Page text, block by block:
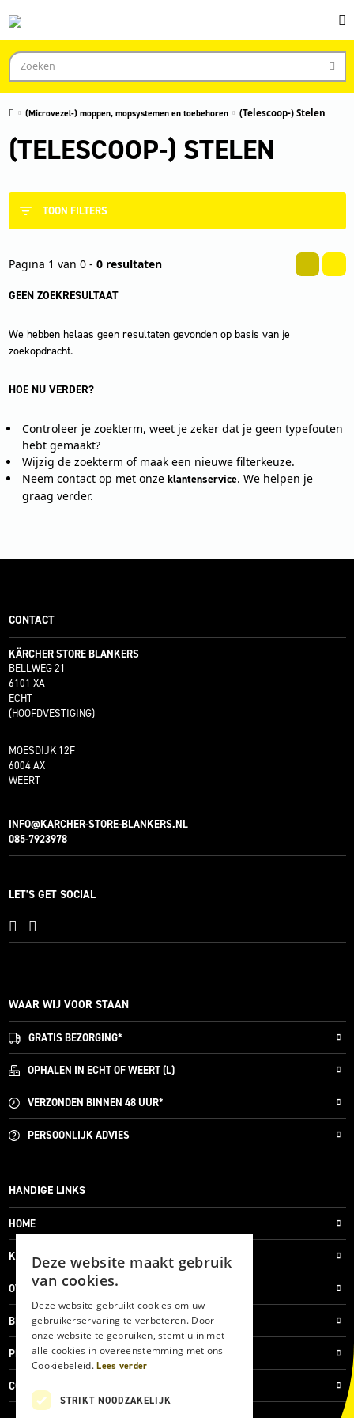
(Microvezel-) moppen, mopsystemen en toebehoren (Telescoop-) Stelen
(TELESCOOP-) STELEN
TOON FILTERS
Pagina 1 van 0 - 0 resultaten
GEEN ZOEKRESULTAAT
We hebben helaas geen resultaten gevonden op basis van je
zoekopdracht.
HOE NU VERDER?
Controleer je zoekterm, weet je zeker dat je geen typefouten
hebt gemaakt?
Wijzig de zoekterm of maak een nieuwe filterkeuze.
Neem contact op met onze klantenservice. We helpen je
graag verder.
CONTACT
KÄRCHER STORE BLANKERS
BELLWEG 21
6101 XA
ECHT
(HOOFDVESTIGING)
MOESDIJK 12F
6004 AX
WEERT
INFO@KARCHER-STORE-BLANKERS.NL
085-7923978
LET'S GET SOCIAL
WAAR WIJ VOOR STAAN
GRATISBEZORGING*
OPHALEN IN ECHT OF WEERT (L)
VERZONDEN BINNEN 48 UUR*
PERSOONLIJKADVIES
HANDIGE LINKS
HOME
KLANTENSERVICE
OVER ONS
BLOG
PRIVACYVERKLARING
COOKIES
Deze website maakt gebruik
van cookies.
Deze website gebruikt cookies om uw
gebruikerservaring te verbeteren. Door
onze website te gebruiken, stemt u in met
alle cookies in overeenstemming met ons
Cookiebeleid.Lees verder
STRIKT NOODZAKELIJK